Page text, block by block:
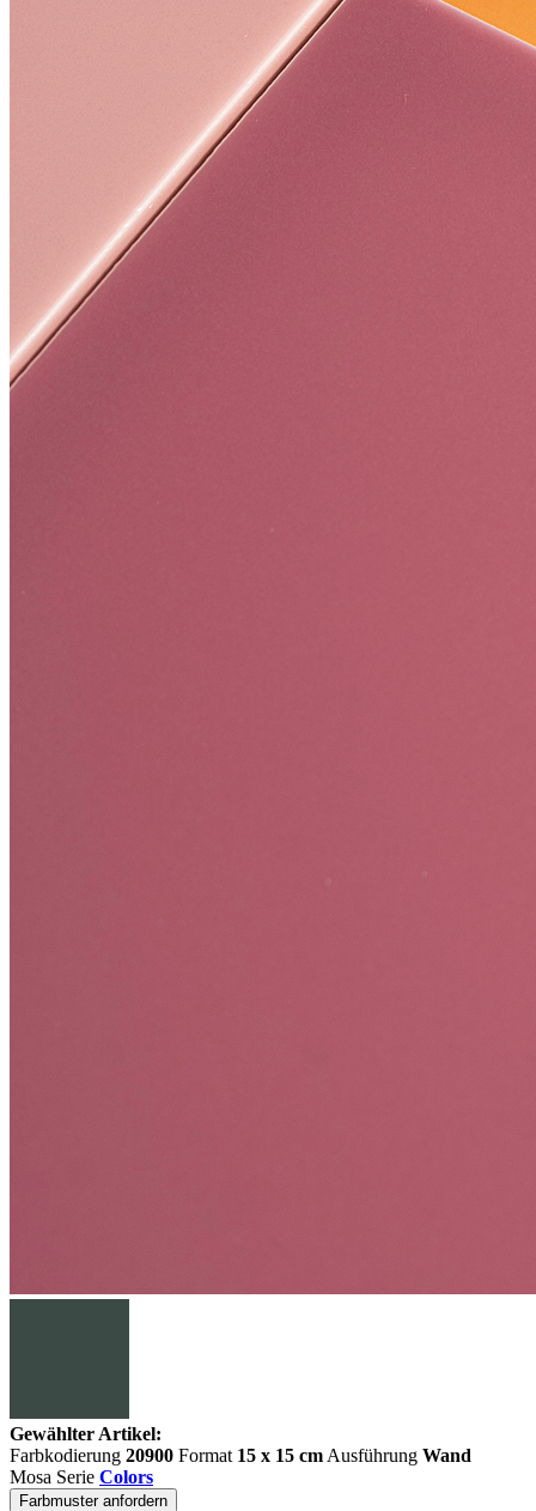
Gewählter Artikel:
Farbkodierung 20900 Format 15 x 15 cm Ausführung Wand
Mosa Serie Colors
Farbmuster anfordern